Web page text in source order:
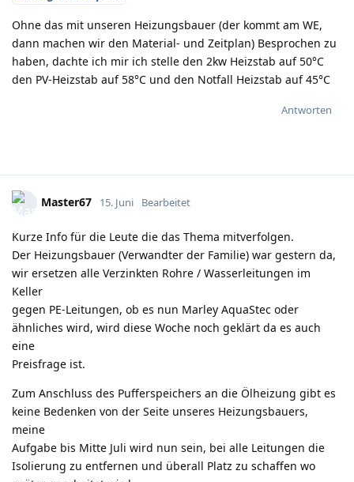
Ohne das mit unseren Heizungsbauer (der kommt am WE,
dann machen wir den Material- und Zeitplan) Besprochen zu
haben, dachte ich mir ich stelle den 2kw Heizstab auf 50°C
den PV-Heizstab auf 58°C und den Notfall Heizstab auf 45°C
Antworten
Master67 15. Juni Bearbeitet
Kurze Info für die Leute die das Thema mitverfolgen.
Der Heizungsbauer (Verwandter der Familie) war gestern da,
wir ersetzen alle Verzinkten Rohre / Wasserleitungen im
Keller
gegen PE-Leitungen, ob es nun Marley AquaStec oder
ähnliches wird, wird diese Woche noch geklärt da es auch
eine
Preisfrage ist.
Zum Anschluss des Pufferspeichers an die Ölheizung gibt es
keine Bedenken von der Seite unseres Heizungsbauers,
meine
Aufgabe bis Mitte Juli wird nun sein, bei alle Leitungen die
Isolierung zu entfernen und überall Platz zu schaffen wo